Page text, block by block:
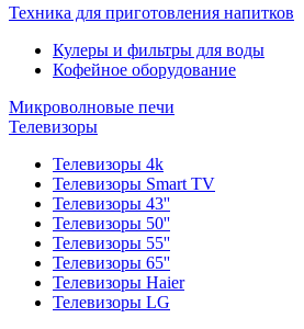
Техника для приготовления напитков
Кулеры и фильтры для воды
Кофейное оборудование
Микроволновые печи
Телевизоры
Телевизоры 4k
Телевизоры Smart TV
Телевизоры 43''
Телевизоры 50''
Телевизоры 55''
Телевизоры 65''
Телевизоры Haier
Телевизоры LG